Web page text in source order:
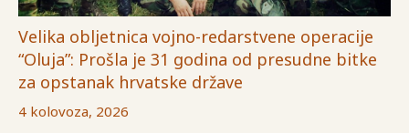
Velika obljetnica vojno-redarstvene operacije
“Oluja”: Prošla je 31 godina od presudne bitke
za opstanak hrvatske države
4 kolovoza, 2026